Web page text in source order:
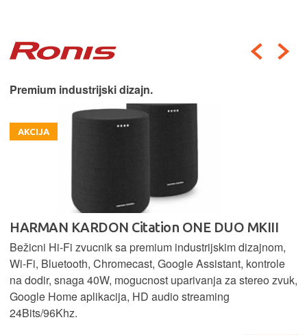
Premium industrijski dizajn.
AKCIJA
HARMAN KARDON Citation ONE DUO MKIII
Bežicni Hi-Fi zvucnik sa premium industrijskim dizajnom,
Wi-Fi, Bluetooth, Chromecast, Google Assistant, kontrole
na dodir, snaga 40W, mogucnost uparivanja za stereo zvuk,
Google Home aplikacija, HD audio streaming
24Bits/96Khz.